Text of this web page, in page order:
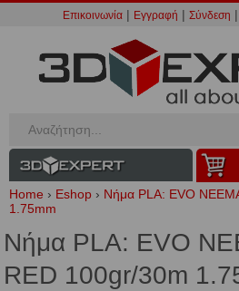
Επικοινωνία | Εγγραφή | Σύνδεση |
Home › Eshop › Νήμα PLA: EVO
1.75mm
Νήμα PLA: EVO
RED 100gr/30m